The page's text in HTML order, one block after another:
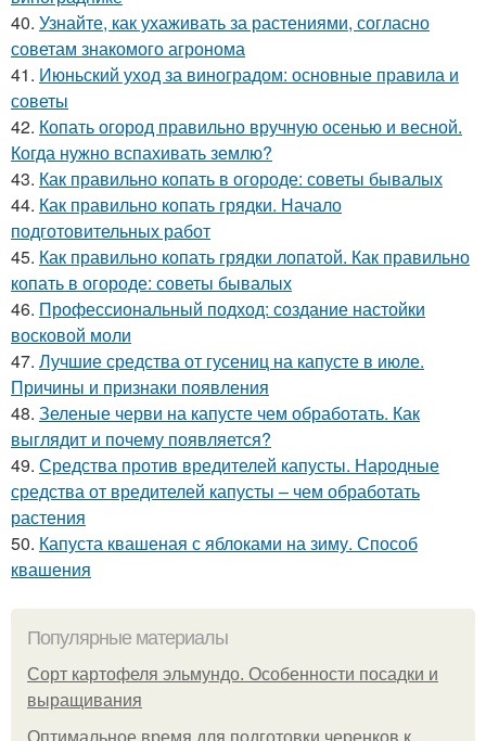
40. Узнайте, как ухаживать за растениями, согласно
советам знакомого агронома
41. Июньский уход за виноградом: основные правила и
советы
42. Копать огород правильно вручную осенью и весной.
Когда нужно вспахивать землю?
43. Как правильно копать в огороде: советы бывалых
44. Как правильно копать грядки. Начало
подготовительных работ
45. Как правильно копать грядки лопатой. Как правильно
копать в огороде: советы бывалых
46. Профессиональный подход: создание настойки
восковой моли
47. Лучшие средства от гусениц на капусте в июле.
Причины и признаки появления
48. Зеленые черви на капусте чем обработать. Как
выглядит и почему появляется?
49. Средства против вредителей капусты. Народные
средства от вредителей капусты – чем обработать
растения
50. Капуста квашеная с яблоками на зиму. Способ
квашения
Популярные материалы
Сорт картофеля эльмундо. Особенности посадки и
выращивания
Оптимальное время для подготовки черенков к